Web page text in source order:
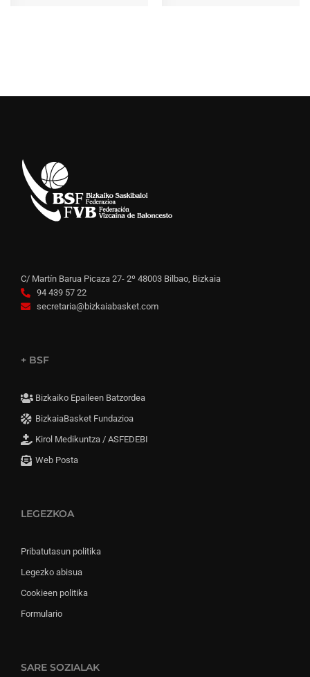
C/ Martín Barua Picaza 27- 2º 48003 Bilbao, Bizkaia
94 439 57 22
secretaria@bizkaiabasket.com
+ BSF
Bizkaiko Epaileen Batzordea
BizkaiaBasket Fundazioa
Kirol Medikuntza / ASFEDEBI
Web Posta
LEGEZKOA
Pribatutasun politika
Legezko abisua
Cookieen politika
Formulario
SARE SOZIALAK